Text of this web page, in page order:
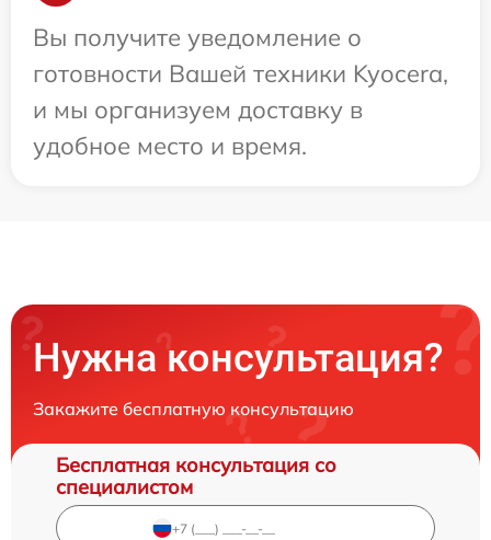
Вы получите уведомление о
готовности Вашей техники Kyocera,
и мы организуем доставку в
удобное место и время.
Нужна консультация?
Закажите бесплатную консультацию
Бесплатная консультация со
специалистом